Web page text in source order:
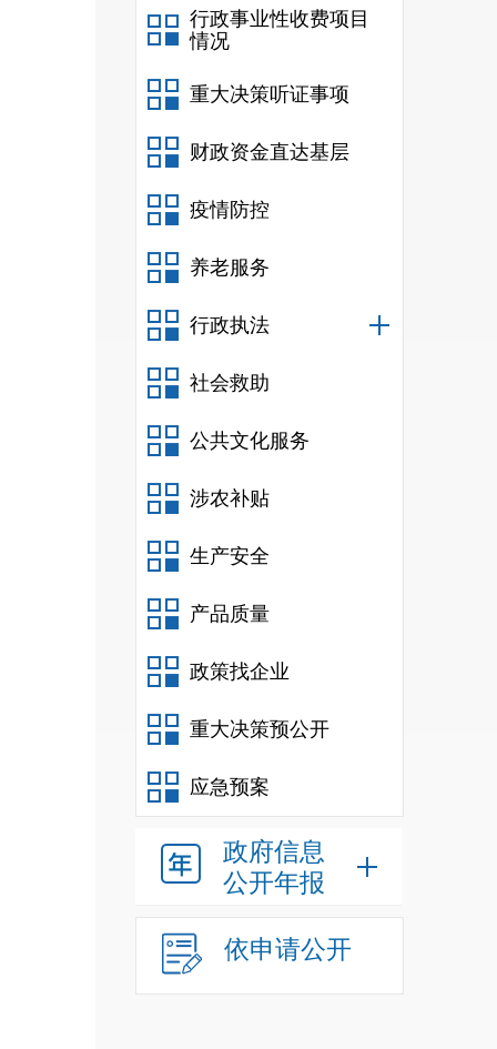
行政事业性收费项目
情况
重大决策听证事项
财政资金直达基层
疫情防控
养老服务
行政执法
社会救助
公共文化服务
涉农补贴
生产安全
产品质量
政策找企业
重大决策预公开
应急预案
政府信息
公开年报
依申请公开